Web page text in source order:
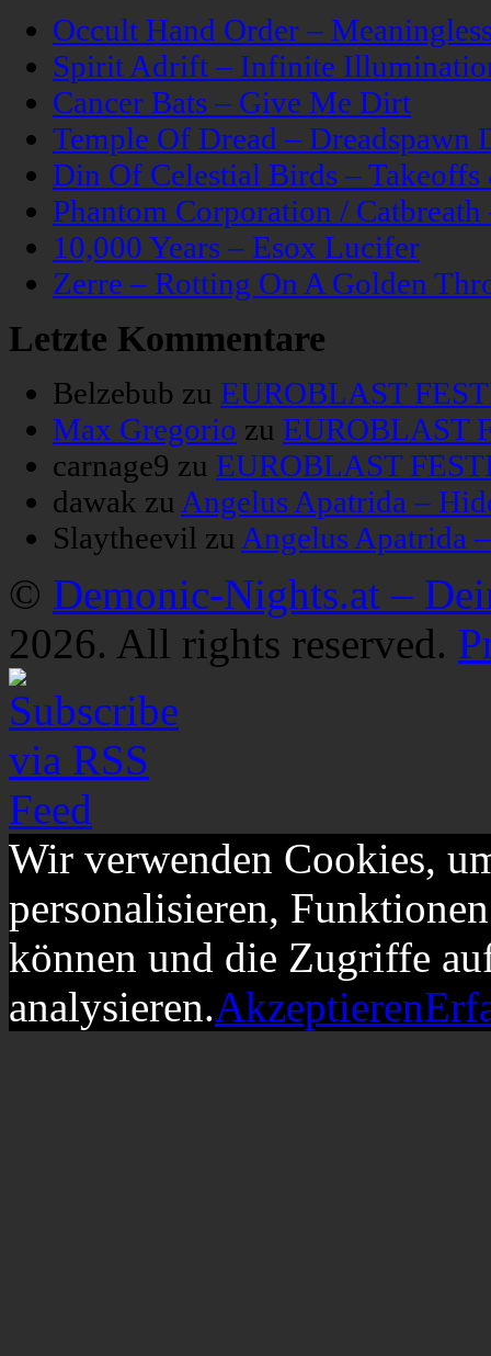
Occult Hand Order –
Spirit Adrift – Infinite
Cancer Bats – Give Me Dirt
Temple Of Dread – Dreadspawn
Din Of Celestial Birds –
Phantom Corporation /
10,000 Years – Esox Lucifer
Zerre – Rotting On A Golden
Letzte Kommentare
Belzebub zu EUROBLAST
Max Gregorio zu EUROBLAST
carnage9 zu EUROBLAST
dawak zu Angelus Apatrida –
Slaytheevil zu Angelus Apatrida
© Demonic-Nights.at –
2026. All rights reserved.
Wir verwenden Cookies,
personalisieren,
können und die Zugriffe
analysieren.Akzeptieren